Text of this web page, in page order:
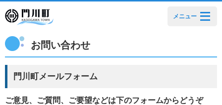
メニュー
お問い合わせ
門川町メールフォーム
ご意見、ご質問、ご要望などは下のフォームからどうぞ